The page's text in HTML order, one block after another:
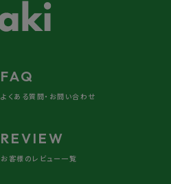
FAQ
よくある質問・お問い合わせ
REVIEW
お客様のレビュー一覧